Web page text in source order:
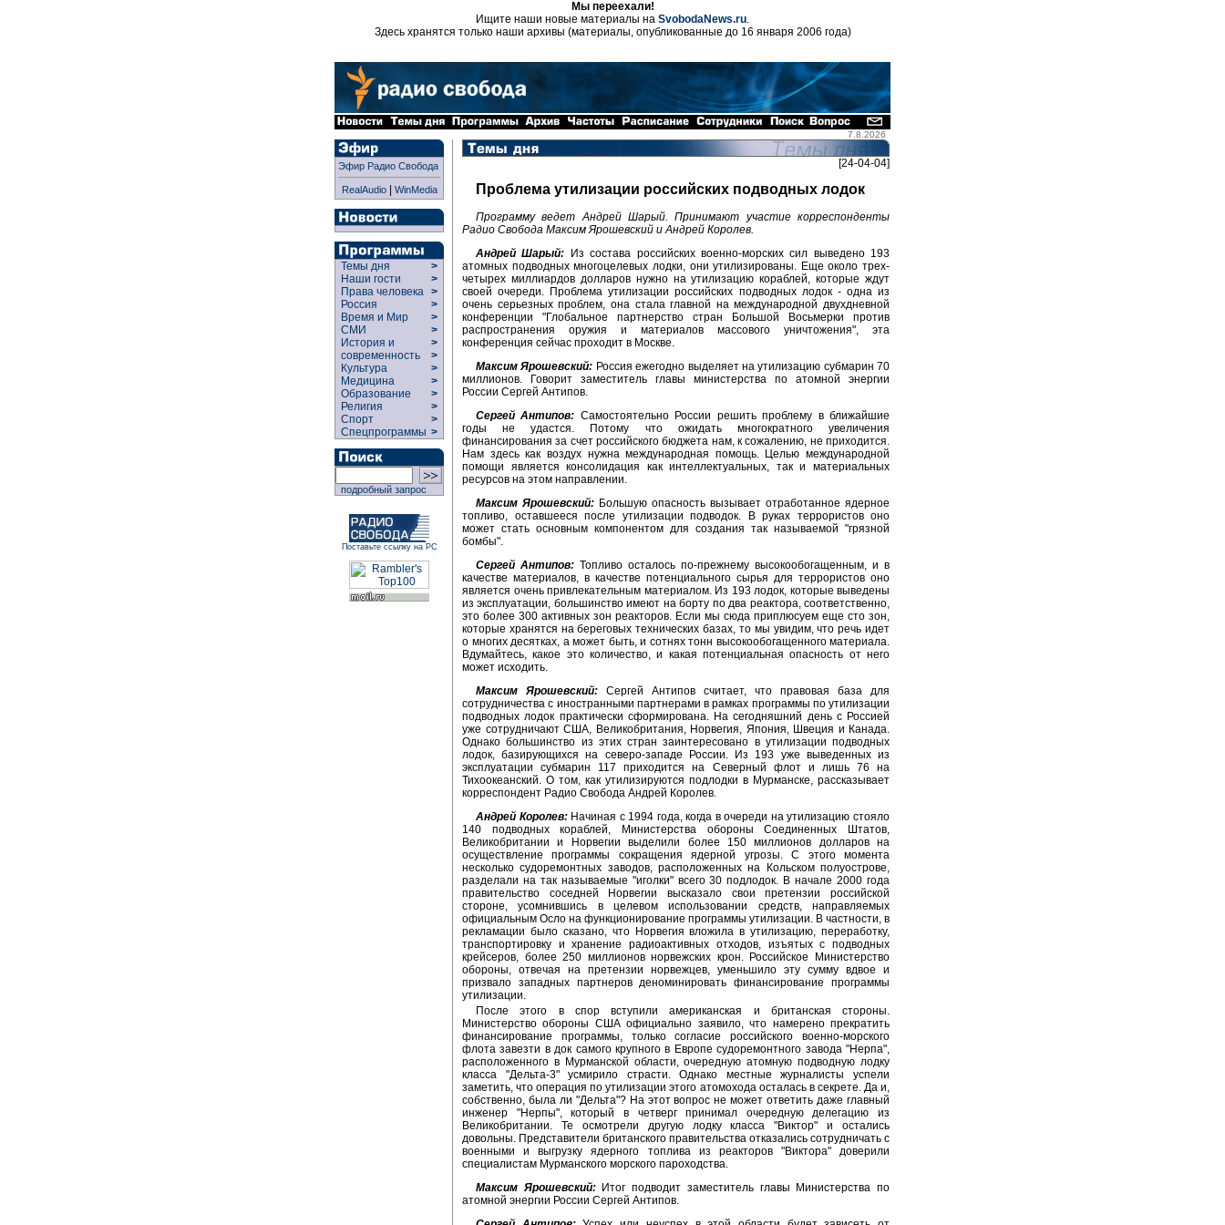
Мы переехали!
Ищите наши новые материалы на SvobodaNews.ru.
Здесь хранятся только наши архивы (материалы, опубликованные до 16 января 2006 года)
7.8.2026
Эфир Радио Свобода
RealAudio| WinMedia
Темы дня
>
Наши гости
>
Права человека >
Россия
>
Время и Мир
>
СМИ
>
История и
современность
>
>
Культура
>
Медицина
>
Образование
>
Религия
>
Спорт
>
Спецпрограммы >
подробный запрос
Поставьте ссылку на РС
[24-04-04]
Проблема утилизации российских подводных лодок
Программу ведет Андрей Шарый. Принимают участие корреспонденты
Радио Свобода Максим Ярошевский и Андрей Королев.
Андрей Шарый: Из состава российских военно-морских сил выведено 193
атомных подводных многоцелевых лодки, они утилизированы. Еще около трех-
четырех миллиардов долларов нужно на утилизацию кораблей, которые ждут
своей очереди. Проблема утилизации российских подводных лодок - одна из
очень серьезных проблем, она стала главной на международной двухдневной
конференции "Глобальное партнерство стран Большой Восьмерки против
распространения оружия и материалов массового уничтожения", эта
конференция сейчас проходит в Москве.
Максим Ярошевский: Россия ежегодно выделяет на утилизацию субмарин 70
миллионов. Говорит заместитель главы министерства по атомной энергии
России Сергей Антипов.
Сергей Антипов: Самостоятельно России решить проблему в ближайшие
годы не удастся. Потому что ожидать многократного увеличения
финансирования за счет российского бюджета нам, к сожалению, не приходится.
Нам здесь как воздух нужна международная помощь. Целью международной
помощи является консолидация как интеллектуальных, так и материальных
ресурсов на этом направлении.
Максим Ярошевский: Большую опасность вызывает отработанное ядерное
топливо, оставшееся после утилизации подводок. В руках террористов оно
может стать основным компонентом для создания так называемой "грязной
бомбы".
Сергей Антипов: Топливо осталось по-прежнему высокообогащенным, и в
качестве материалов, в качестве потенциального сырья для террористов оно
является очень привлекательным материалом. Из 193 лодок, которые выведены
из эксплуатации, большинство имеют на борту по два реактора, соответственно,
это более 300 активных зон реакторов. Если мы сюда приплюсуем еще сто зон,
которые хранятся на береговых технических базах, то мы увидим, что речь идет
о многих десятках, а может быть, и сотнях тонн высокообогащенного материала.
Вдумайтесь, какое это количество, и какая потенциальная опасность от него
может исходить.
Максим Ярошевский: Сергей Антипов считает, что правовая база для
сотрудничества с иностранными партнерами в рамках программы по утилизации
подводных лодок практически сформирована. На сегодняшний день с Россией
уже сотрудничают США, Великобритания, Норвегия, Япония, Швеция и Канада.
Однако большинство из этих стран заинтересовано в утилизации подводных
лодок, базирующихся на северо-западе России. Из 193 уже выведенных из
эксплуатации субмарин 117 приходится на Северный флот и лишь 76 на
Тихоокеанский. О том, как утилизируются подлодки в Мурманске, рассказывает
корреспондент Радио Свобода Андрей Королев.
Андрей Королев:Начиная с 1994 года, когда в очереди на утилизацию стояло
140 подводных кораблей, Министерства обороны Соединенных Штатов,
Великобритании и Норвегии выделили более 150 миллионов долларов на
осуществление программы сокращения ядерной угрозы. С этого момента
несколько судоремонтных заводов, расположенных на Кольском полуострове,
разделали на так называемые "иголки" всего 30 подлодок. В начале 2000 года
правительство соседней Норвегии высказало свои претензии российской
стороне, усомнившись в целевом использовании средств, направляемых
официальным Осло на функционирование программы утилизации. В частности, в
рекламации было сказано, что Норвегия вложила в утилизацию, переработку,
транспортировку и хранение радиоактивных отходов, изъятых с подводных
крейсеров, более 250 миллионов норвежских крон. Российское Министерство
обороны, отвечая на претензии норвежцев, уменьшило эту сумму вдвое и
призвало западных партнеров деноминировать финансирование программы
утилизации.
После этого в спор вступили американская и британская стороны.
Министерство обороны США официально заявило, что намерено прекратить
финансирование программы, только согласие российского военно-морского
флота завезти в док самого крупного в Европе судоремонтного завода "Нерпа",
расположенного в Мурманской области, очередную атомную подводную лодку
класса "Дельта-3" усмирило страсти. Однако местные журналисты успели
заметить, что операция по утилизации этого атомохода осталась в секрете. Да и,
собственно, была ли "Дельта"? На этот вопрос не может ответить даже главный
инженер "Нерпы", который в четверг принимал очередную делегацию из
Великобритании. Те осмотрели другую лодку класса "Виктор" и остались
довольны. Представители британского правительства отказались сотрудничать с
военными и выгрузку ядерного топлива из реакторов "Виктора" доверили
специалистам Мурманского морского пароходства.
Максим Ярошевский:Итог подводит заместитель главы Министерства по
атомной энергии России Сергей Антипов.